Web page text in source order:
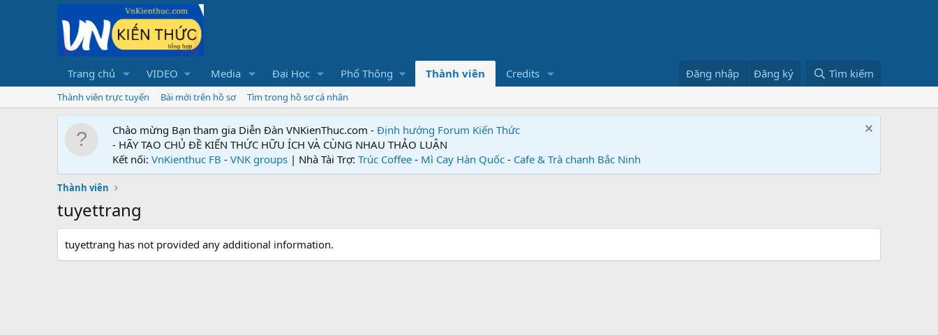
Trang chủ VIDEO Media Đại Học Phổ Thông Thành viên Credits Đăng nhập Đăng ký Tìm kiếm
Thành viên trực tuyến Bài mới trên hồ sơ Tìm trong hồ sơ cá nhân
Chào mừng Bạn tham gia Diễn Đàn VNKienThuc.com - Định hướng Forum Kiến Thức
- HÃY TẠO CHỦ ĐỀ KIẾN THỨC HỮU ÍCH VÀ CÙNG NHAU THẢO LUẬN
Kết nối: VnKienthuc FB - VNK groups | Nhà Tài Trợ: Trúc Coffee - Mì Cay Hàn Quốc - Cafe & Trà chanh Bắc Ninh
Thành viên
tuyettrang
tuyettrang has not provided any additional information.